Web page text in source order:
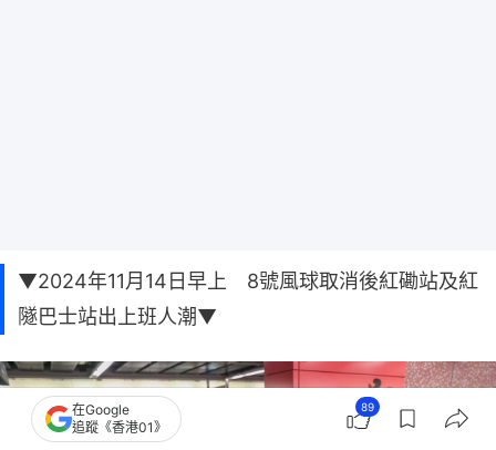
▼2024年11月14日早上 8號風球取消後紅磡站及紅
隧巴士站出上班人潮▼
在Google
追蹤《香港01》
89